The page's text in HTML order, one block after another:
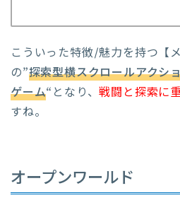
こういった特徴/魅力を持つ【
の”探索型横スクロールアクシ
ゲーム“となり、戦闘と探索に
すね。
オープンワールド